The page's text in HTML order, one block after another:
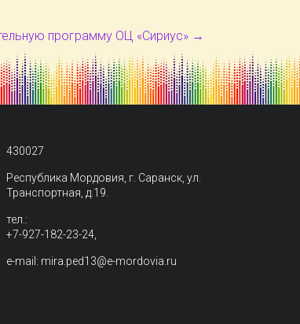
программу ОЦ «Сириус» →
430027
Республика Мордовия, г. Саранск, ул.
Транспортная, д.19.
тел.:
+7-927-182-23-24,
e-mail: mira.ped13@e-mordovia.ru